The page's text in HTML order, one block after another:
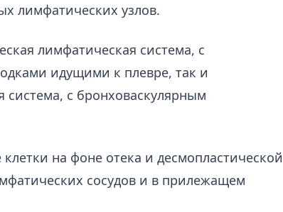
лимфатических узлов.
лимфатическая система, с
идущими к плевре, так и
система, с бронховаскулярным
на фоне отека и десмопластической
сосудов и в прилежащем